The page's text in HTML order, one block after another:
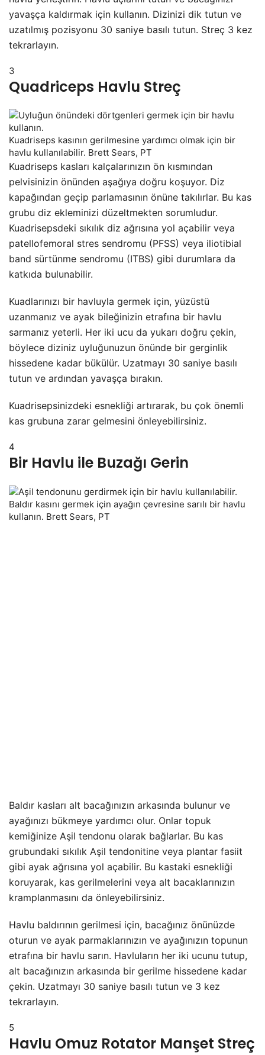
yavaşça kaldırmak için kullanın. Dizinizi dik tutun ve
uzatılmış pozisyonu 30 saniye basılı tutun. Streç 3 kez
tekrarlayın.
3
Quadriceps Havlu Streç
Kuadriseps kasının gerilmesine yardımcı olmak için bir
havlu kullanılabilir. Brett Sears, PT
Kuadriseps kasları kalçalarınızın ön kısmından
pelvisinizin önünden aşağıya doğru koşuyor. Diz
kapağından geçip parlamasının önüne takılırlar. Bu kas
grubu diz ekleminizi düzeltmekten sorumludur.
Kuadrisepsdeki sıkılık diz ağrısına yol açabilir veya
patellofemoral stres sendromu (PFSS) veya iliotibial
band sürtünme sendromu (ITBS) gibi durumlara da
katkıda bulunabilir.
Kuadlarınızı bir havluyla germek için, yüzüstü
uzanmanız ve ayak bileğinizin etrafına bir havlu
sarmanız yeterli. Her iki ucu da yukarı doğru çekin,
böylece diziniz uyluğunuzun önünde bir gerginlik
hissedene kadar bükülür. Uzatmayı 30 saniye basılı
tutun ve ardından yavaşça bırakın.
Kuadrisepsinizdeki esnekliği artırarak, bu çok önemli
kas grubuna zarar gelmesini önleyebilirsiniz.
4
Bir Havlu ile Buzağı Gerin
Baldır kasını germek için ayağın çevresine sarılı bir havlu
kullanın. Brett Sears, PT
Baldır kasları alt bacağınızın arkasında bulunur ve
ayağınızı bükmeye yardımcı olur. Onlar topuk
kemiğinize Aşil tendonu olarak bağlarlar. Bu kas
grubundaki sıkılık Aşil tendonitine veya plantar fasiit
gibi ayak ağrısına yol açabilir. Bu kastaki esnekliği
koruyarak, kas gerilmelerini veya alt bacaklarınızın
kramplanmasını da önleyebilirsiniz.
Havlu baldırının gerilmesi için, bacağınız önünüzde
oturun ve ayak parmaklarınızın ve ayağınızın topunun
etrafına bir havlu sarın. Havluların her iki ucunu tutup,
alt bacağınızın arkasında bir gerilme hissedene kadar
çekin. Uzatmayı 30 saniye basılı tutun ve 3 kez
tekrarlayın.
5
Havlu Omuz Rotator Manşet Streç